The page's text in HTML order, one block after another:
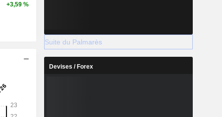
+3,59 %
Suite du Palmarès
Devises / Forex